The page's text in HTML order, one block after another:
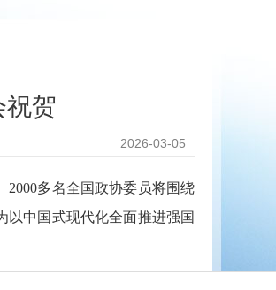
贺
2026-03-05
多名全国政协委员将围绕
以中国式现代化全面推进强国